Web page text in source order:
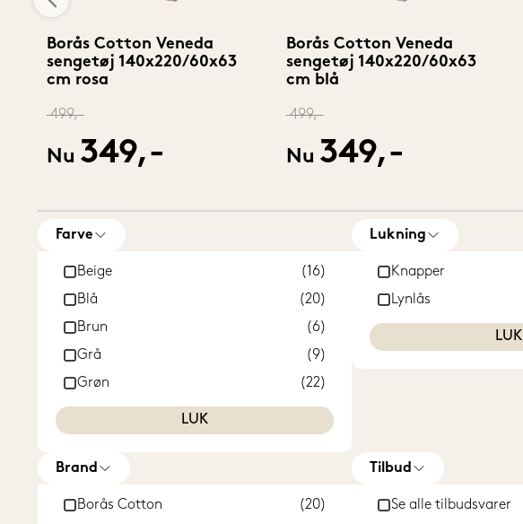
Borås Cotton Veneda
sengetøj 140x220/60x63
cm rosa
499,-
Nu 349,-
Borås Cotton Veneda
sengetøj 140x220/60x63
cm blå
499,-
Nu 349,-
Farve
Beige
(16)
Blå
(20)
Brun
(6)
Grå
(9)
Grøn
(22)
Gul
(2)
Hvid
(8)
Lilla
LUK
Lukning
Knapper
Lynlås
LUK
Brand
Borås Cotton
(20)
Tilbud
Se alle tilbudsvarer